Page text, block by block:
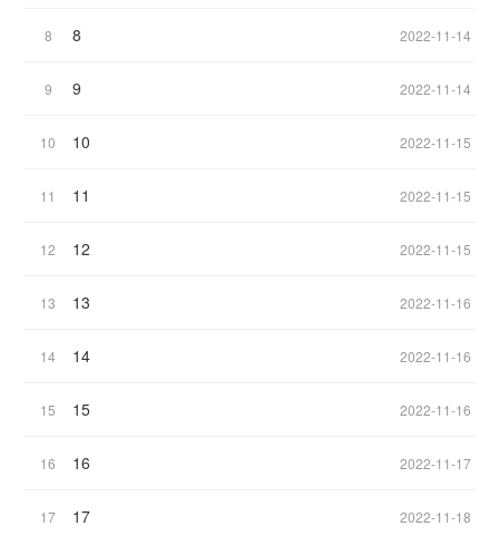
8 8 2022-11-14
9 9 2022-11-14
10 10 2022-11-15
11 11 2022-11-15
12 12 2022-11-15
13 13 2022-11-16
14 14 2022-11-16
15 15 2022-11-16
16 16 2022-11-17
17 17 2022-11-18